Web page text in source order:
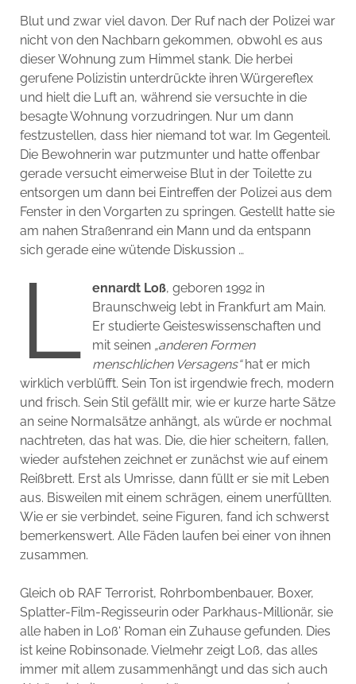
Blut und zwar viel davon. Der Ruf nach der Polizei war
nicht von den Nachbarn gekommen, obwohl es aus
dieser Wohnung zum Himmel stank. Die herbei
gerufene Polizistin unterdrückte ihren Würgereflex
und hielt die Luft an, während sie versuchte in die
besagte Wohnung vorzudringen. Nur um dann
festzustellen, dass hier niemand tot war. Im Gegenteil.
Die Bewohnerin war putzmunter und hatte offenbar
gerade versucht eimerweise Blut in der Toilette zu
entsorgen um dann bei Eintreffen der Polizei aus dem
Fenster in den Vorgarten zu springen. Gestellt hatte sie
am nahen Straßenrand ein Mann und da entspann
sich gerade eine wütende Diskussion …
L ennardt Loß, geboren 1992 in
Braunschweig lebt in Frankfurt am Main.
Er studierte Geisteswissenschaften und
mit seinen „anderen Formen
menschlichen Versagens“hat er mich
wirklich verblüfft. Sein Ton ist irgendwie frech, modern
und frisch. Sein Stil gefällt mir, wie er kurze harte Sätze
an seine Normalsätze anhängt, als würde er nochmal
nachtreten, das hat was. Die, die hier scheitern, fallen,
wieder aufstehen zeichnet er zunächst wie auf einem
Reißbrett. Erst als Umrisse, dann füllt er sie mit Leben
aus. Bisweilen mit einem schrägen, einem unerfüllten.
Wie er sie verbindet, seine Figuren, fand ich schwerst
bemerkenswert. Alle Fäden laufen bei einer von ihnen
zusammen.
Gleich ob RAF Terrorist, Rohrbombenbauer, Boxer,
Splatter-Film-Regisseurin oder Parkhaus-Millionär, sie
alle haben in Loß‘ Roman ein Zuhause gefunden. Dies
ist keine Robinsonade. Vielmehr zeigt Loß, das alles
immer mit allem zusammenhängt und das sich auch